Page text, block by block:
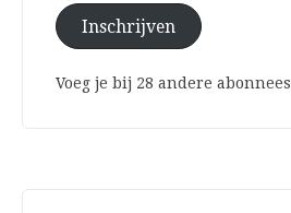
Inschrijven
Voeg je bij 28 andere abonnees